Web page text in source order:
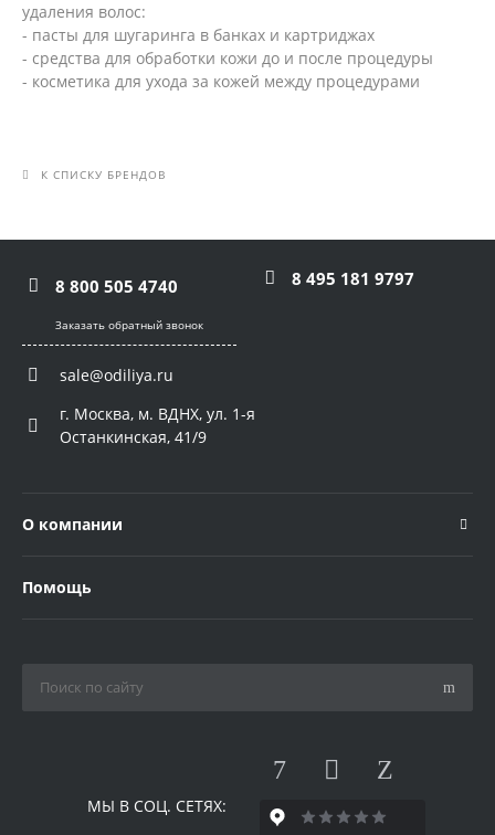
удаления волос:
- пасты для шугаринга в банках и картриджах
- средства для обработки кожи до и после процедуры
- косметика для ухода за кожей между процедурами
К СПИСКУ БРЕНДОВ
8 800 505 4740 8 495 181 9797
Заказать обратный звонок
sale@odiliya.ru
г. Москва, м. ВДНХ, ул. 1-я
Останкинская, 41/9
О компании
Помощь
МЫ В СОЦ. СЕТЯХ: